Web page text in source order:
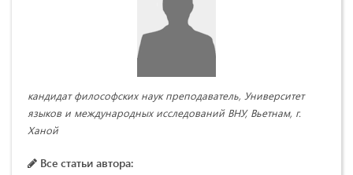
кандидат философских наук преподаватель, Университет
языков и международных исследований ВНУ, Вьетнам, г.
Ханой
Все статьи автора: